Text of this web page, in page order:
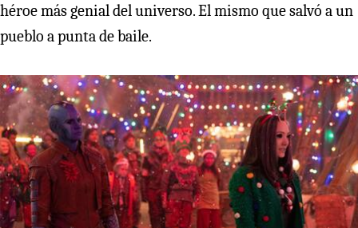
héroe más genial del universo. El mismo que salvó a un
pueblo a punta de baile.